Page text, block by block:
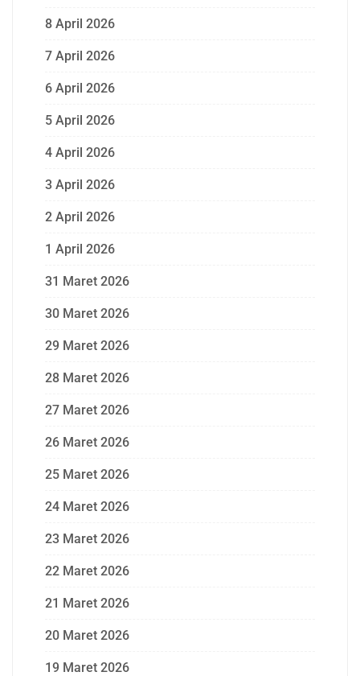
8 April 2026
7 April 2026
6 April 2026
5 April 2026
4 April 2026
3 April 2026
2 April 2026
1 April 2026
31 Maret 2026
30 Maret 2026
29 Maret 2026
28 Maret 2026
27 Maret 2026
26 Maret 2026
25 Maret 2026
24 Maret 2026
23 Maret 2026
22 Maret 2026
21 Maret 2026
20 Maret 2026
19 Maret 2026